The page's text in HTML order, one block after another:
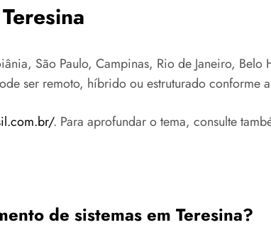
São Paulo, Campinas, Rio de Janeiro,
ser remoto, híbrido ou estruturado conforme
. Para aprofundar o tema, consulte
de sistemas em Teresina?